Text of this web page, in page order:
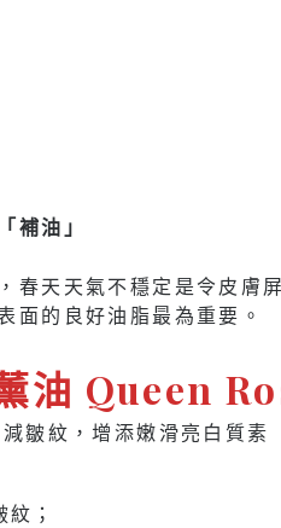
補油」
春天天氣不穩定是令皮膚
面的良好油脂最為重要。
油 Queen
皺紋，增添嫩滑亮白質素
；